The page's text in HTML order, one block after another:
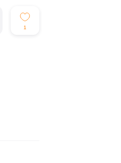
1